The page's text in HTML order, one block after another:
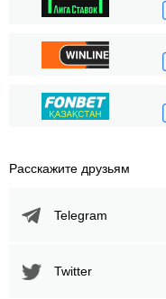
Расскажите друзьям
Telegram
Twitter